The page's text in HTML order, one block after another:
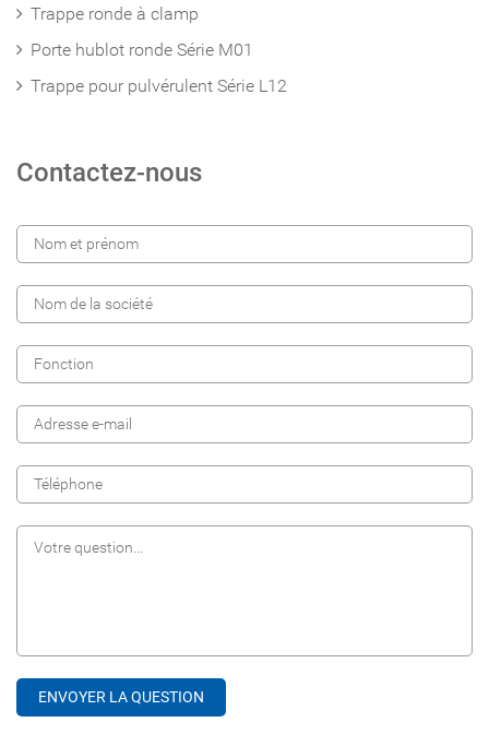
Trappe ronde à clamp
Porte hublot ronde Série M01
Trappe pour pulvérulent Série L12
Contactez-nous